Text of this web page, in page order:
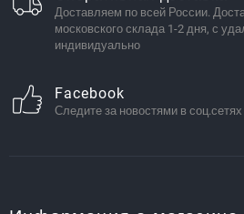
Доставляем по всей России.
московского склада 1-2 дня, с
индивидуально
Facebook
Следите за новостями в соц.сетях